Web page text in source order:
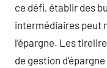
ce défi, établir des
intermédiaires peut
l’épargne. Les
de gestion